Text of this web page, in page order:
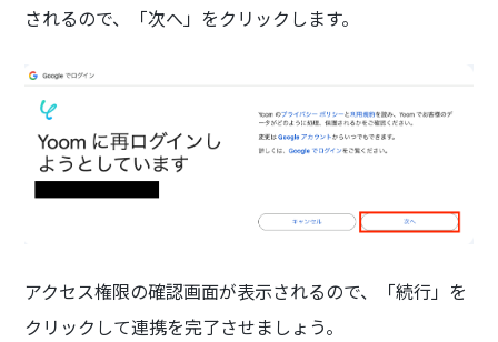
されるので、「次へ」をクリックします。
アクセス権限の確認画面が表示されるので、「続行」を
クリックして連携を完了させましょう。